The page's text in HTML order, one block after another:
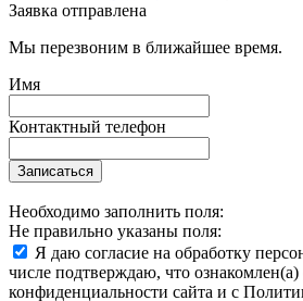
Заявка отправлена
Мы перезвоним в ближайшее время.
Имя
Контактный телефон
Записаться
Необходимо заполнить поля:
Не правильно указаны поля:
Я даю согласие на обработку
числе подтверждаю, что
конфиденциальности сайта и с